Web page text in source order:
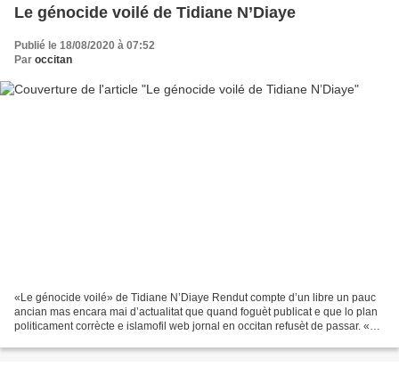
Le génocide voilé de Tidiane N’Diaye
Publié le 18/08/2020 à 07:52
Par occitan
«Le génocide voilé» de Tidiane N’Diaye Rendut compte d’un libre un pauc
ancian mas encara mai d’actualitat que quand foguèt publicat e que lo plan
politicament corrècte e islamofil web jornal en occitan refusèt de passar. «Le